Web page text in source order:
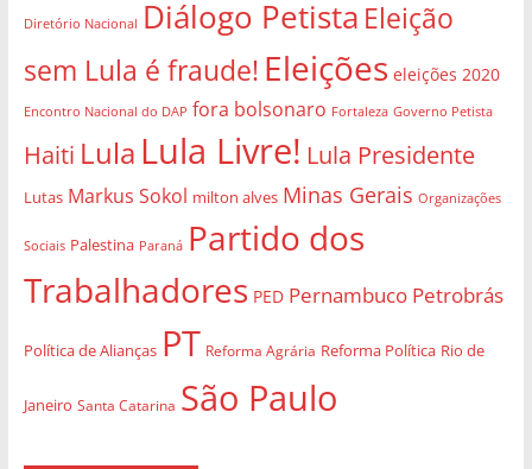
Diretório Nacional Diálogo Petista Eleição
sem Lula é fraude! Eleições eleições 2020
Encontro Nacional do DAP fora bolsonaro Fortaleza Governo Petista
Haiti Lula Lula Livre! Lula Presidente
Lutas Markus Sokol milton alves Minas Gerais Organizações
Sociais Palestina Paraná Partido dos
Trabalhadores PED Pernambuco Petrobrás
Política de Alianças PT Reforma Agrária Reforma Política Rio de
Janeiro Santa Catarina São Paulo